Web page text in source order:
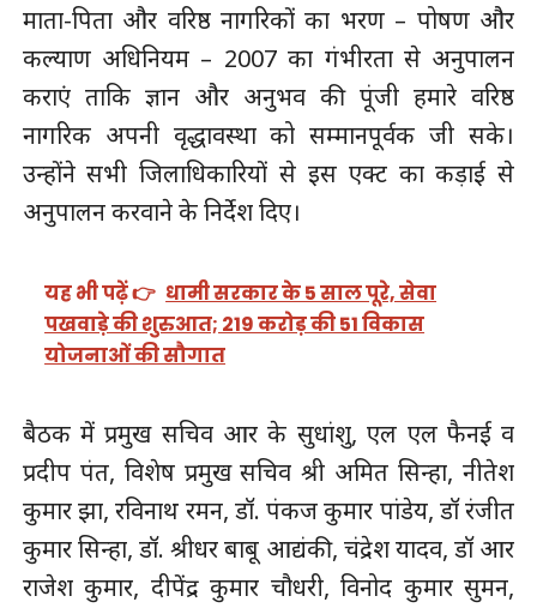
माता-पिता और वरिष्ठ नागरिकों का भरण – पोषण और
कल्याण अधिनियम – 2007 का गंभीरता से अनुपालन
कराएं ताकि ज्ञान और अनुभव की पूंजी हमारे वरिष्ठ
नागरिक अपनी वृद्धावस्था को सम्मानपूर्वक जी सके।
उन्होंने सभी जिलाधिकारियों से इस एक्ट का कड़ाई से
अनुपालन करवाने के निर्देश दिए।
यह भी पढ़ें 👉 धामी सरकार के 5 साल पूरे, सेवा
पखवाड़े की शुरुआत; 219 करोड़ की 51 विकास
योजनाओं की सौगात
बैठक में प्रमुख सचिव आर के सुधांशु, एल एल फैनई व
प्रदीप पंत, विशेष प्रमुख सचिव श्री अमित सिन्हा, नीतेश
कुमार झा, रविनाथ रमन, डॉ. पंकज कुमार पांडेय, डॉ रंजीत
कुमार सिन्हा, डॉ. श्रीधर बाबू आद्यंकी, चंद्रेश यादव, डॉ आर
राजेश कुमार, दीपेंद्र कुमार चौधरी, विनोद कुमार सुमन,